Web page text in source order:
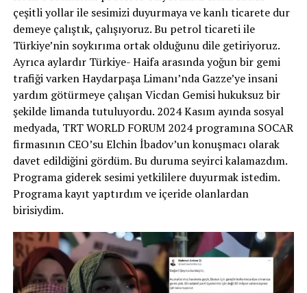
çeşitli yollar ile sesimizi duyurmaya ve kanlı ticarete dur
demeye çalıştık, çalışıyoruz. Bu petrol ticareti ile
Türkiye’nin soykırıma ortak olduğunu dile getiriyoruz.
Ayrıca aylardır Türkiye- Haifa arasında yoğun bir gemi
trafiği varken Haydarpaşa Limanı’nda Gazze’ye insani
yardım götürmeye çalışan Vicdan Gemisi hukuksuz bir
şekilde limanda tutuluyordu. 2024 Kasım ayında sosyal
medyada, TRT WORLD FORUM 2024 programına SOCAR
firmasının CEO’su Elchin İbadov’un konuşmacı olarak
davet edildiğini gördüm. Bu duruma seyirci kalamazdım.
Programa giderek sesimi yetkililere duyurmak istedim.
Programa kayıt yaptırdım ve içeride olanlardan
birisiydim.